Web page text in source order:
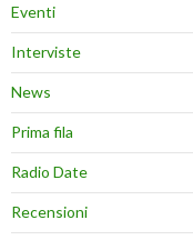
Eventi
Interviste
News
Prima fila
Radio Date
Recensioni